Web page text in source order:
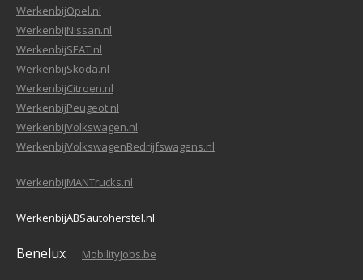
WerkenbijOpel.nl
WerkenbijNissan.nl
WerkenbijSEAT.nl
WerkenbijSkoda.nl
WerkenbijCitroen.nl
WerkenbijPeugeot.nl
WerkenbijVolkswagen.nl
WerkenbijVolkswagenBedrijfswagens.nl
WerkenbijMANTrucks.nl
WerkenbijABSautoherstel.nl
Benelux MobilityJobs.be